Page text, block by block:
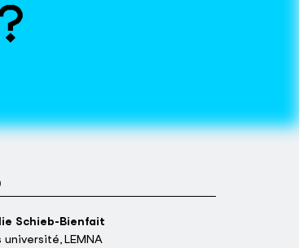
Schieb-Bienfait
université, LEMNA